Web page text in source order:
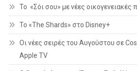
Το «Σόι σου» με νέες οικογενειακές
To «The Shards» στο Disney+
Οι νέες σειρές του Αυγούστου σε
Apple TV